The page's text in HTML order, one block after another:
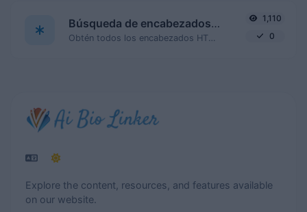
Búsqueda de encabezados HTTP
Obtén todos los encabezados HTTP que una URL devuelve para una solicitud GET típica.
1,110
0
Explore the content, resources, and features available
on our website.